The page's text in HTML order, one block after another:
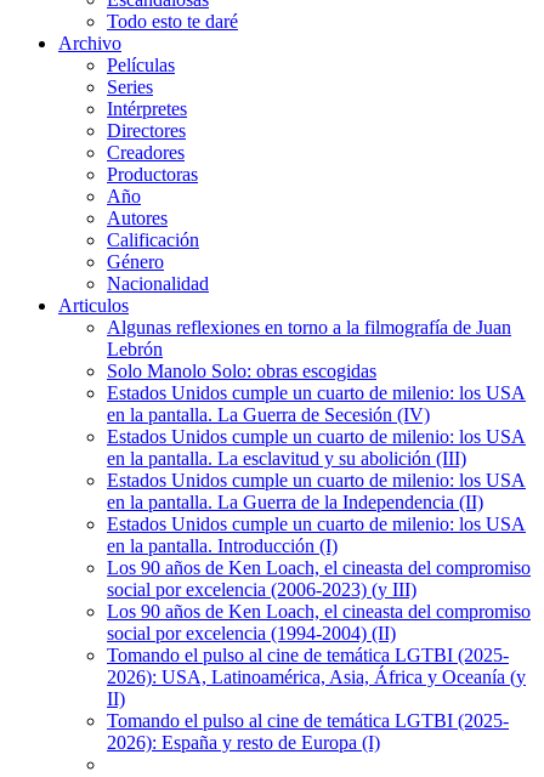
Todo esto te daré
Archivo
Películas
Series
Intérpretes
Directores
Creadores
Productoras
Año
Autores
Calificación
Género
Nacionalidad
Articulos
Algunas reflexiones en torno a la filmografía de Juan
Lebrón
Solo Manolo Solo: obras escogidas
Estados Unidos cumple un cuarto de milenio: los USA
en la pantalla. La Guerra de Secesión (IV)
Estados Unidos cumple un cuarto de milenio: los USA
en la pantalla. La esclavitud y su abolición (III)
Estados Unidos cumple un cuarto de milenio: los USA
en la pantalla. La Guerra de la Independencia (II)
Estados Unidos cumple un cuarto de milenio: los USA
en la pantalla. Introducción (I)
Los 90 años de Ken Loach, el cineasta del compromiso
social por excelencia (2006-2023) (y III)
Los 90 años de Ken Loach, el cineasta del compromiso
social por excelencia (1994-2004) (II)
Tomando el pulso al cine de temática LGTBI (2025-
2026): USA, Latinoamérica, Asia, África y Oceanía (y
II)
Tomando el pulso al cine de temática LGTBI (2025-
2026): España y resto de Europa (I)